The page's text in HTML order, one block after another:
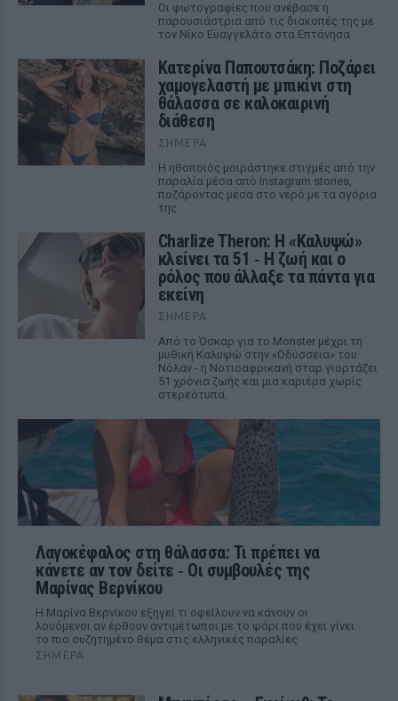
Οι φωτογραφίες που ανέβασε η
παρουσιάστρια από τις διακοπές της με
τον Νίκο Ευαγγελάτο στα Επτάνησα
Κατερίνα Παπουτσάκη: Ποζάρει
χαμογελαστή με μπικίνι στη
θάλασσα σε καλοκαιρινή
διάθεση
ΣΉΜΕΡΑ
Η ηθοποιός μοιράστηκε στιγμές από την
παραλία μέσα από Instagram stories,
ποζάροντας μέσα στο νερό με τα αγόρια
της
Charlize Theron: Η «Καλυψώ»
κλείνει τα 51 ‑ H ζωή και ο
ρόλος που άλλαξε τα πάντα για
εκείνη
ΣΉΜΕΡΑ
Από το Όσκαρ για το Monster μέχρι τη
μυθική Καλυψώ στην «Οδύσσεια» του
Νόλαν - η Νοτιοαφρικανή σταρ γιορτάζει
51 χρόνια ζωής και μια καριέρα χωρίς
στερεότυπα.
Λαγοκέφαλος στη θάλασσα: Τι πρέπει να
κάνετε αν τον δείτε ‑ Οι συμβουλές της
Μαρίνας Βερνίκου
Η Μαρίνα Βερνίκου εξηγεί τι οφείλουν να κάνουν οι
λουόμενοι αν έρθουν αντιμέτωποι με το ψάρι που έχει γίνει
το πιο συζητημένο θέμα στις ελληνικές παραλίες
ΣΉΜΕΡΑ